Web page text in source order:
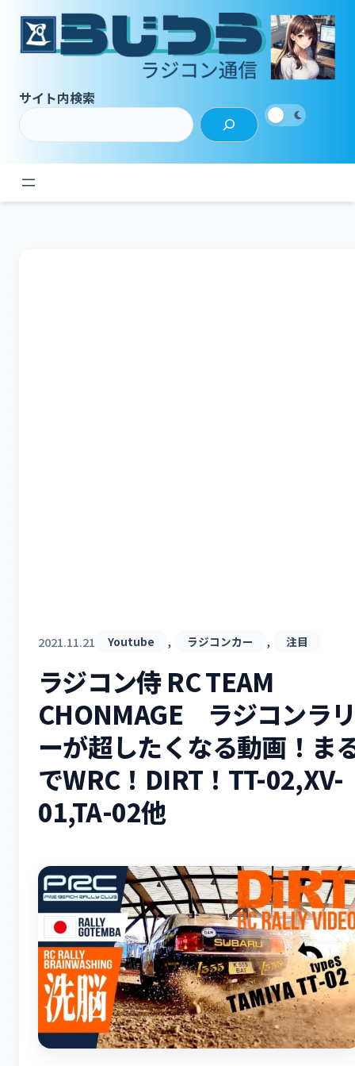
サイト内検索
2021.11.21 Youtube , ラジコンカー , 注目
ラジコン侍 RC TEAM
CHONMAGE ラジコンラ
ーが超したくなる動画！ま
でWRC！DIRT！TT-02,XV-
01,TA-02他